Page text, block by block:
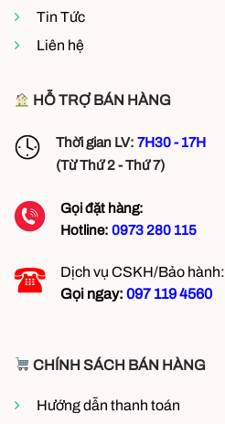
Tin Tức
Liên hệ
HỖ TRỢ BÁN HÀNG
Thời gian LV: 7H30 - 17H
(Từ Thứ 2 - Thứ 7)
Gọi đặt hàng:
Hotline: 0973 280 115
Dịch vụ CSKH/Bảo hành:
Gọi ngay: 097 119 4560
CHÍNH SÁCH BÁN HÀNG
Hướng dẫn thanh toán